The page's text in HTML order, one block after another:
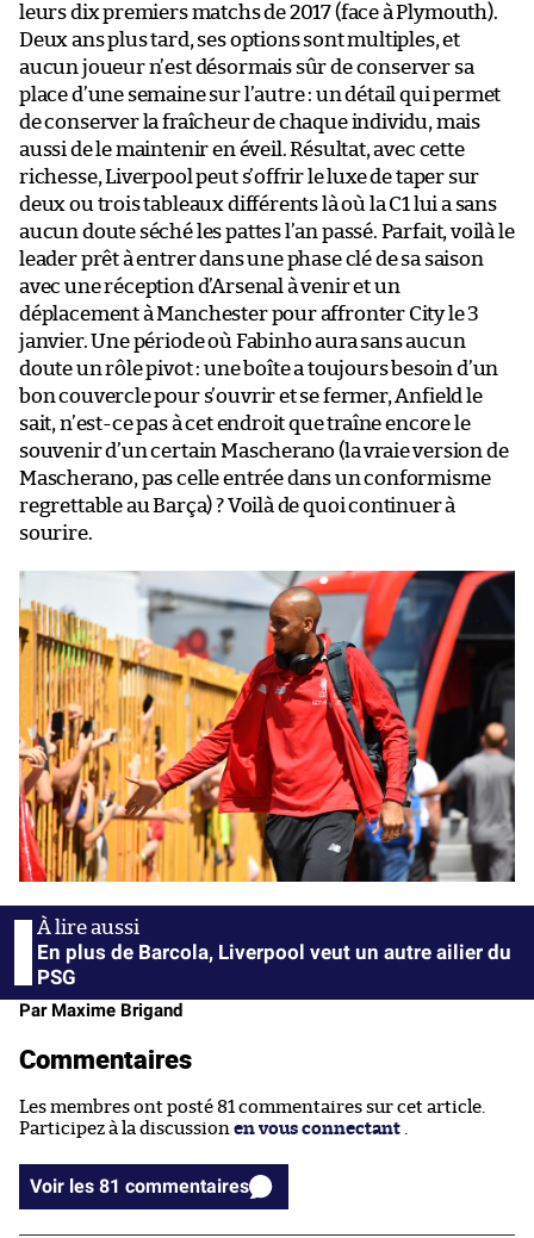
leurs dix premiers matchs de 2017 (face à Plymouth).
Deux ans plus tard, ses options sont multiples, et
aucun joueur n’est désormais sûr de conserver sa
place d’une semaine sur l’autre : un détail qui permet
de conserver la fraîcheur de chaque individu, mais
aussi de le maintenir en éveil. Résultat, avec cette
richesse, Liverpool peut s’offrir le luxe de taper sur
deux ou trois tableaux différents là où la C1 lui a sans
aucun doute séché les pattes l’an passé. Parfait, voilà le
leader prêt à entrer dans une phase clé de sa saison
avec une réception d’Arsenal à venir et un
déplacement à Manchester pour affronter City le 3
janvier. Une période où Fabinho aura sans aucun
doute un rôle pivot : une boîte a toujours besoin d’un
bon couvercle pour s’ouvrir et se fermer, Anfield le
sait, n’est-ce pas à cet endroit que traîne encore le
souvenir d’un certain Mascherano (la vraie version de
Mascherano, pas celle entrée dans un conformisme
regrettable au Barça) ? Voilà de quoi continuer à
sourire.
En plus de Barcola, Liverpool veut un autre ailier du
PSG
Par Maxime Brigand
Commentaires
Les membres ont posté 81 commentaires sur cet article.
Participez à la discussion en vous connectant .
Voir les 81 commentaires